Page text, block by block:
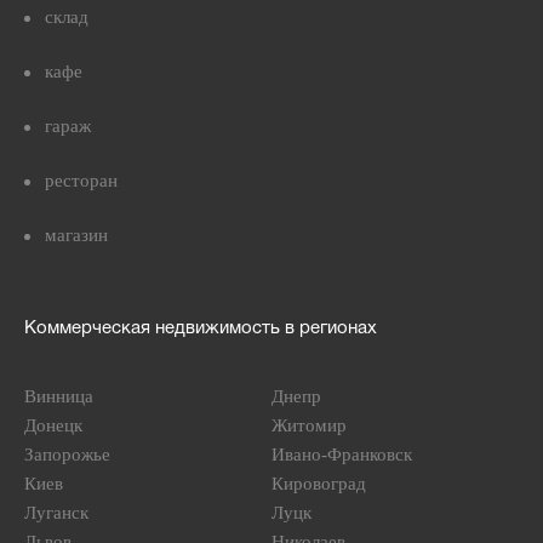
склад
кафе
гараж
ресторан
магазин
Коммерческая недвижимость в регионах
Винница
Днепр
Донецк
Житомир
Запорожье
Ивано-Франковск
Киев
Кировоград
Луганск
Луцк